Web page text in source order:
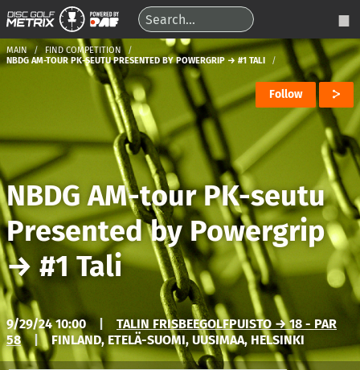
MAIN
FIND COMPETITION
NBDG AM-TOUR PK-SEUTU PRESENTED BY POWERGRIP → #1 TALI
Follow
NBDG AM-tour PK-seutu
Presented by Powergrip
→ #1 Tali
9/29/24 10:00
TALIN FRISBEEGOLFPUISTO → 18 - PAR
58
| FINLAND, ETELÄ-SUOMI, UUSIMAA, HELSINKI